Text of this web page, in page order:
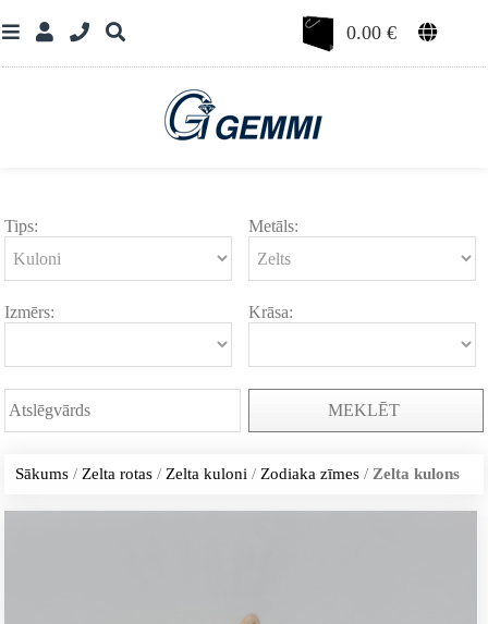
0.00€
Tips: Metāls:
Izmērs: Krāsa:
MEKLĒT
Sākums / Zelta rotas / Zelta kuloni / Zodiaka zīmes / Zelta kulons